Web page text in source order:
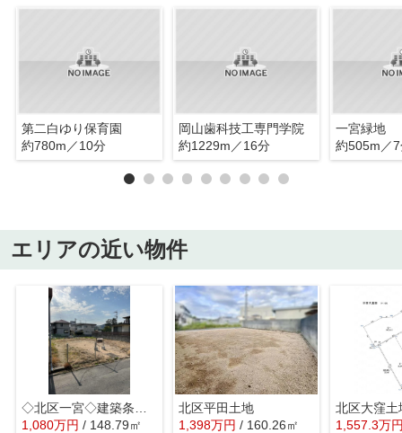
第二白ゆり保育園
約780m／10分
岡山歯科技工専門学院
約1229m／16分
一宮緑地
約505m／
エリアの近い物件
1,080万円 / 148.79㎡
北区平田土地
1,398万円 / 160.26㎡
北区大窪
1,557.3万